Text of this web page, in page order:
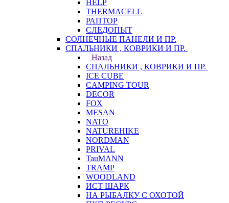
HELP
THERMACELL
РАПТОР
СЛЕДОПЫТ
СОЛНЕЧНЫЕ ПАНЕЛИ И ПР.
СПАЛЬНИКИ , КОВРИКИ И ПР.
Назад
СПАЛЬНИКИ , КОВРИКИ И ПР.
ICE CUBE
CAMPING TOUR
DECOR
FOX
MESAN
NATO
NATUREHIKE
NORDMAN
PRIVAL
TauMANN
TRAMP
WOODLAND
ИСТ ШАРК
НА РЫБАЛКУ С ОХОТОЙ